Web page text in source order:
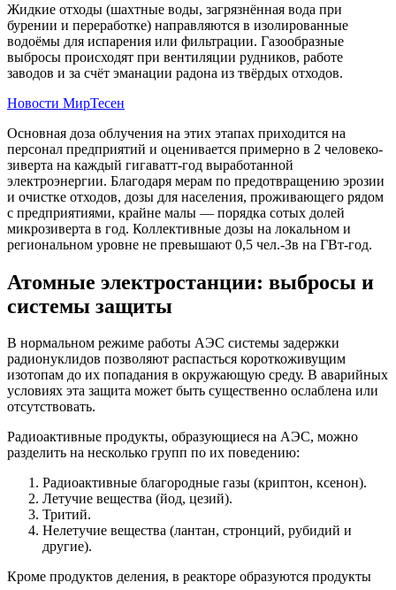
Жидкие отходы (шахтные воды, загрязнённая вода при
бурении и переработке) направляются в изолированные
водоёмы для испарения или фильтрации. Газообразные
выбросы происходят при вентиляции рудников, работе
заводов и за счёт эманации радона из твёрдых отходов.
Новости МирТесен
Основная доза облучения на этих этапах приходится на
персонал предприятий и оценивается примерно в 2 человеко-
зиверта на каждый гигаватт-год выработанной
электроэнергии. Благодаря мерам по предотвращению эрозии
и очистке отходов, дозы для населения, проживающего рядом
с предприятиями, крайне малы — порядка сотых долей
микрозиверта в год. Коллективные дозы на локальном и
региональном уровне не превышают 0,5 чел.-Зв на ГВт-год.
Атомные электростанции: выбросы и
системы защиты
В нормальном режиме работы АЭС системы задержки
радионуклидов позволяют распасться короткоживущим
изотопам до их попадания в окружающую среду. В аварийных
условиях эта защита может быть существенно ослаблена или
отсутствовать.
Радиоактивные продукты, образующиеся на АЭС, можно
разделить на несколько групп по их поведению:
Радиоактивные благородные газы (криптон, ксенон).
Летучие вещества (йод, цезий).
Тритий.
Нелетучие вещества (лантан, стронций, рубидий и
другие).
Кроме продуктов деления, в реакторе образуются продукты